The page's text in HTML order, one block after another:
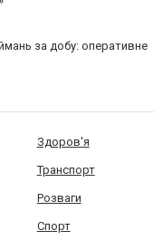
за добу: оперативне
Здоров'я
Транспорт
Розваги
Спорт